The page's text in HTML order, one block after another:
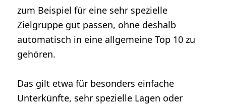
zum Beispiel für eine sehr spezielle
Zielgruppe gut passen, ohne deshalb
automatisch in eine allgemeine Top 10 zu
gehören.
Das gilt etwa für besonders einfache
Unterkünfte, sehr spezielle Lagen oder